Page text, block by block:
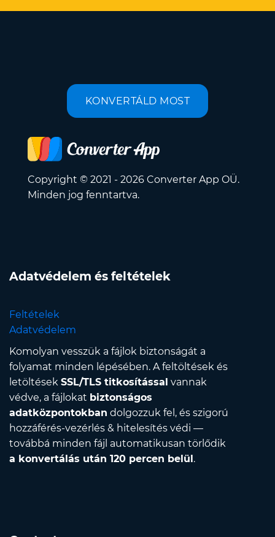
KONVERTÁLD MOST
Copyright © 2021 - 2026 Converter App OÜ.
Minden jog fenntartva.
Adatvédelem és feltételek
Feltételek
Adatvédelem
Komolyan vesszük a fájlok biztonságát a
folyamat minden lépésében. A feltöltések és
letöltések SSL/TLS titkosítással vannak
védve, a fájlokat biztonságos
adatközpontokban dolgozzuk fel, és szigorú
hozzáférés-vezérlés & hitelesítés védi —
továbbá minden fájl automatikusan törlődik
a konvertálás után 120 percen belül .